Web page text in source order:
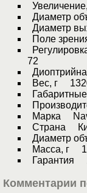
Диаметр
Диаметр
Поле
72
Вес, г
Марка
Страна
Диаметр
Масса, г
Гарантия
Комментарии